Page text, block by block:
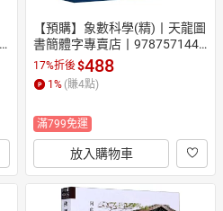
【預購】象數科學(精)丨天龍圖
書簡體字專賣店丨9787571447
021 (tl2610)
17%折後$488
1% (賺4點)
滿799免運
放入購物車